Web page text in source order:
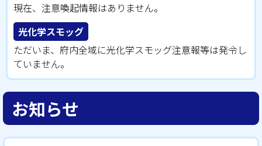
現在、注意喚起情報はありません。
光化学スモッグ
ただいま、府内全域に光化学スモッグ注意報等は発令し
ていません。
お知らせ